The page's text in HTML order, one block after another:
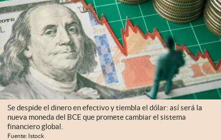
Se despide el dinero en efectivo y tiembla el dólar: así será la
nueva moneda del BCE que promete cambiar el sistema
financiero global.
Fuente: Istock